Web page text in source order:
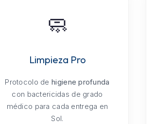
🧼
Limpieza Pro
Protocolo dehigiene profunda
con bactericidas de grado
médico para cada entrega en
Sol.